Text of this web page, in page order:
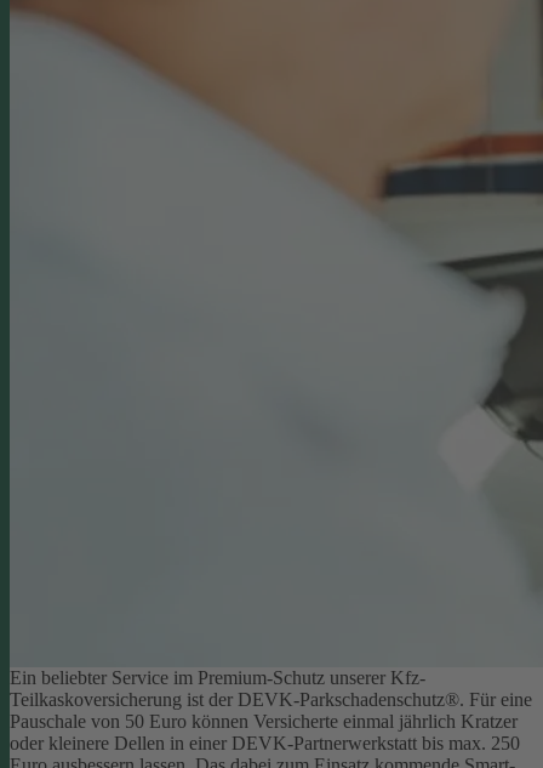
Ein beliebter Service im Premium-Schutz unserer Kfz-
Teilkaskoversicherung ist der DEVK-Parkschadenschutz®. Für eine
Pauschale von 50 Euro können Versicherte einmal jährlich Kratzer
oder kleinere Dellen in einer DEVK-Partnerwerkstatt bis max. 250